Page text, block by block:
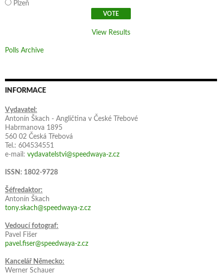
Plzeň
View Results
Polls Archive
INFORMACE
Vydavatel:
Antonín Škach - Angličtina v České Třebové
Habrmanova 1895
560 02 Česká Třebová
Tel.: 604534551
e-mail: vydavatelstvi@speedwaya-z.cz
ISSN: 1802-9728
Šéfredaktor:
Antonín Škach
tony.skach@speedwaya-z.cz
Vedoucí fotograf:
Pavel Fišer
pavel.fiser@speedwaya-z.cz
Kancelář Německo:
Werner Schauer